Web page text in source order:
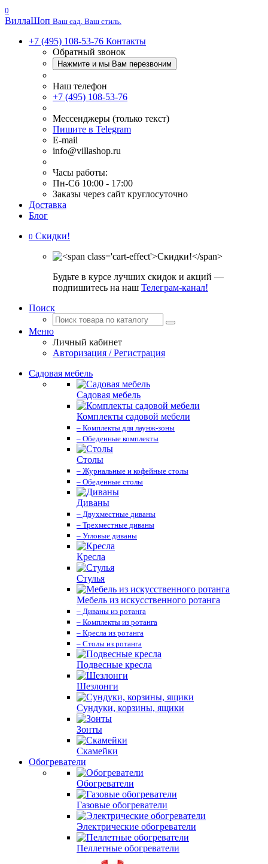
0
ВиллаШоп Ваш сад. Ваш стиль.
+7 (495) 108-53-76 Контакты
Обратный звонок
Нажмите и мы Вам перезвоним
Наш телефон
+7 (495) 108-53-76
Мессенджеры (только текст)
Пишите в Telegram
E-mail
info@villashop.ru
Часы работы:
Пн-Сб 10:00 - 17:00
Заказы через сайт круглосуточно
Доставка
Блог
0 Скидки!
Будьте в курсе лучших скидок и акций —
подпишитесь на наш Телеграм-канал!
Поиск
Меню
Личный кабинет
Авторизация / Регистрация
Садовая мебель
Садовая мебель
Комплекты садовой мебели
– Комплекты для лаунж-зоны
– Обеденные комплекты
Столы
– Журнальные и кофейные столы
– Обеденные столы
Диваны
– Двухместные диваны
– Трехместные диваны
– Угловые диваны
Кресла
Стулья
Мебель из искусственного ротанга
– Диваны из ротанга
– Комплекты из ротанга
– Кресла из ротанга
– Столы из ротанга
Подвесные кресла
Шезлонги
Сундуки, корзины, ящики
Зонты
Скамейки
Обогреватели
Обогреватели
Газовые обогреватели
Электрические обогреватели
Пеллетные обогреватели